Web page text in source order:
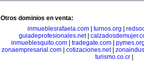
Otros dominios en venta:
inmueblesrafaela.com
turnos.org
guiadeprofesionales.net|
inmueblesquito.com
tradegate.com
zonaempresarial.com| cotizaciones.net|
turismo.co.cr|